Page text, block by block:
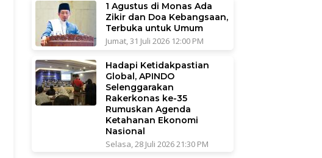
1 Agustus di Monas Ada
Zikir dan Doa Kebangsaan,
Terbuka untuk Umum
Jumat, 31 Juli 2026 12:00 PM
Hadapi Ketidakpastian
Global, APINDO
Selenggarakan
Rakerkonas ke-35
Rumuskan Agenda
Ketahanan Ekonomi
Nasional
Selasa, 28 Juli 2026 21:30 PM